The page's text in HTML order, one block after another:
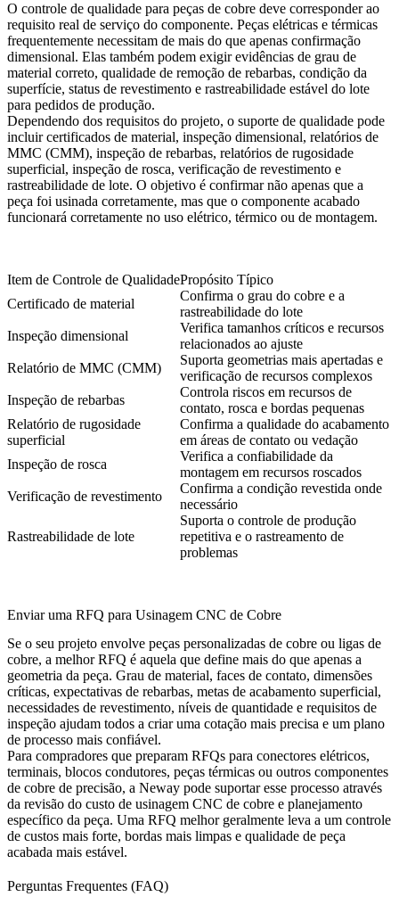
O controle de qualidade para peças de cobre deve corresponder ao
requisito real de serviço do componente. Peças elétricas e térmicas
frequentemente necessitam de mais do que apenas confirmação
dimensional. Elas também podem exigir evidências de grau de
material correto, qualidade de remoção de rebarbas, condição da
superfície, status de revestimento e rastreabilidade estável do lote
para pedidos de produção.
Dependendo dos requisitos do projeto, o suporte de qualidade pode
incluir certificados de material, inspeção dimensional, relatórios de
MMC (CMM), inspeção de rebarbas, relatórios de rugosidade
superficial, inspeção de rosca, verificação de revestimento e
rastreabilidade de lote. O objetivo é confirmar não apenas que a
peça foi usinada corretamente, mas que o componente acabado
funcionará corretamente no uso elétrico, térmico ou de montagem.
Item de Controle de QualidadePropósito Típico
Certificado de material
Confirma o grau do cobre e a
rastreabilidade do lote
Inspeção dimensional
Verifica tamanhos críticos e recursos
relacionados ao ajuste
Relatório de MMC (CMM)
Suporta geometrias mais apertadas e
verificação de recursos complexos
Inspeção de rebarbas
Controla riscos em recursos de
contato, rosca e bordas pequenas
Relatório de rugosidade
superficial
Confirma a qualidade do acabamento
em áreas de contato ou vedação
Inspeção de rosca
Verifica a confiabilidade da
montagem em recursos roscados
Verificação de revestimento
Confirma a condição revestida onde
necessário
Rastreabilidade de lote
Suporta o controle de produção
repetitiva e o rastreamento de
problemas
Enviar uma RFQ para Usinagem CNC de Cobre
Se o seu projeto envolve peças personalizadas de cobre ou ligas de
cobre, a melhor RFQ é aquela que define mais do que apenas a
geometria da peça. Grau de material, faces de contato, dimensões
críticas, expectativas de rebarbas, metas de acabamento superficial,
necessidades de revestimento, níveis de quantidade e requisitos de
inspeção ajudam todos a criar uma cotação mais precisa e um plano
de processo mais confiável.
Para compradores que preparam RFQs para conectores elétricos,
terminais, blocos condutores, peças térmicas ou outros componentes
de cobre de precisão, a Neway pode suportar esse processo através
da revisão do custo de usinagem CNC de cobre e planejamento
específico da peça. Uma RFQ melhor geralmente leva a um controle
de custos mais forte, bordas mais limpas e qualidade de peça
acabada mais estável.
Perguntas Frequentes (FAQ)